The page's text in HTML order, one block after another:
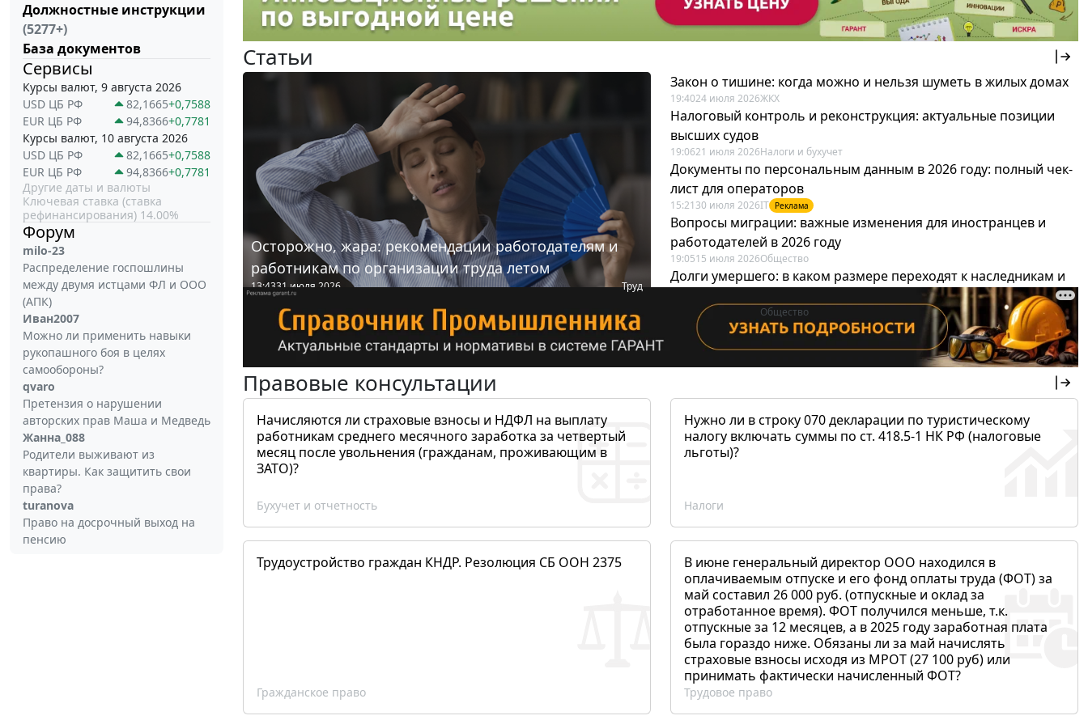
Должностные инструкции
(5277+)
База документов
Сервисы
Курсы валют, 9 августа 2026
USD ЦБ РФ
82,1665+0,7588
EUR ЦБ РФ
94,8366+0,7781
Курсы валют, 10 августа 2026
USD ЦБ РФ
82,1665+0,7588
EUR ЦБ РФ
94,8366+0,7781
Другие даты и валюты
Ключевая ставка (ставка
рефинансирования) 14.00%
Форум
milo-23
Распределение госпошлины
между двумя истцами ФЛ и ООО
(АПК)
Иван2007
Можно ли применить навыки
рукопашного боя в целях
самообороны?
qvaro
Претензия о нарушении
авторских прав Маша и Медведь
Жанна_088
Родители выживают из
квартиры. Как защитить свои
права?
turanova
Право на досрочный выход на
пенсию
Статьи
Осторожно, жара: рекомендации работодателям и
работникам по организации труда летом
13:4331 июля 2026 Труд
Закон о тишине: когда можно и нельзя шуметь в жилых домах
19:4024 июля 2026ЖКХ
Налоговый контроль и реконструкция: актуальные позиции
высших судов
19:0621 июля 2026Налоги и бухучет
Документы по персональным данным в 2026 году: полный чек-
лист для операторов
15:21 30 июля 2026IT Реклама
Вопросы миграции: важные изменения для иностранцев и
работодателей в 2026 году
19:0515 июля 2026Общество
Долги умершего: в каком размере переходят к наследникам и
17 июля 2026 Общество
Правовые консультации
Начисляются ли страховые взносы и НДФЛ на выплату
работникам среднего месячного заработка за четвертый
месяц после увольнения (гражданам, проживающим в
ЗАТО)?
Бухучет и отчетность
Нужно ли в строку 070 декларации по туристическому
налогу включать суммы по ст. 418.5-1 НК РФ (налоговые
льготы)?
Налоги
Трудоустройство граждан КНДР. Резолюция СБ ООН 2375
Гражданское право
В июне генеральный директор ООО находился в
оплачиваемым отпуске и его фонд оплаты труда (ФОТ) за
май составил 26 000 руб. (отпускные и оклад за
отработанное время). ФОТ получился меньше, т.к.
отпускные за 12 месяцев, а в 2025 году заработная плата
была гораздо ниже. Обязаны ли за май начислять
страховые взносы исходя из МРОТ (27 100 руб) или
принимать фактически начисленный ФОТ?
Трудовое право